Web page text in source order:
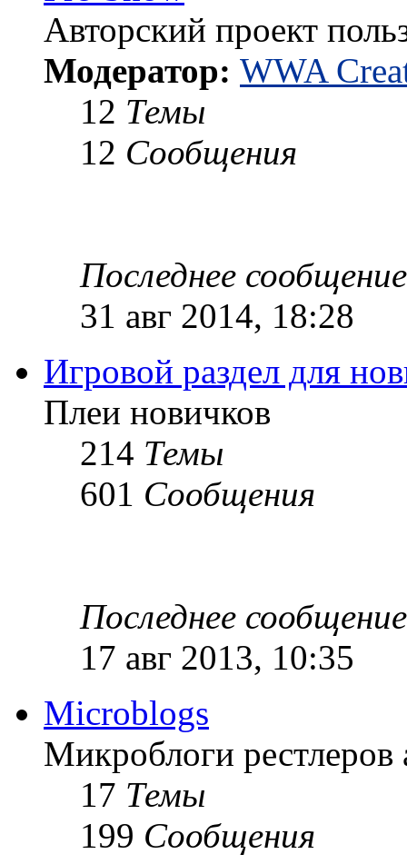
Авторский проект
Модератор: WWA
12 Темы
12 Сообщения
Последнее сообщение
31 авг 2014, 18:28
Игровой раздел для
Плеи новичков
214 Темы
601 Сообщения
Последнее сообщение
17 авг 2013, 10:35
Microblogs
Микроблоги рестлеров
17 Темы
199 Сообщения